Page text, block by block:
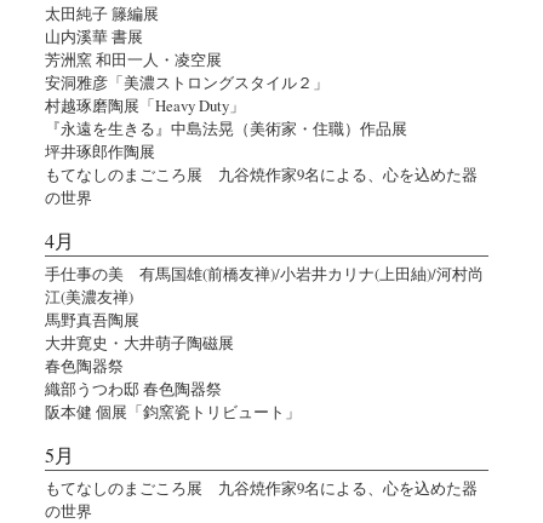
太田純子 籐編展
山内溪華 書展
芳洲窯 和田一人・凌空展
安洞雅彦「美濃ストロングスタイル２」
村越琢磨陶展「Heavy Duty」
『永遠を生きる』中島法晃（美術家・住職）作品展
坪井琢郎作陶展
もてなしのまごころ展 九谷焼作家9名による、心を込めた器
の世界
4月
手仕事の美 有馬国雄(前橋友禅)/小岩井カリナ(上田紬)/河村尚
江(美濃友禅)
馬野真吾陶展
大井寛史・大井萌子陶磁展
春色陶器祭
織部うつわ邸 春色陶器祭
阪本健 個展「鈞窯瓷トリビュート」
5月
もてなしのまごころ展 九谷焼作家9名による、心を込めた器
の世界